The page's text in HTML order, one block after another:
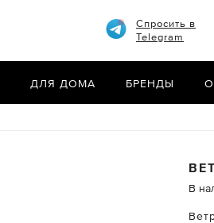
Спросить в
Telegram
ДЛЯ ДОМА БРЕНДЫ
В